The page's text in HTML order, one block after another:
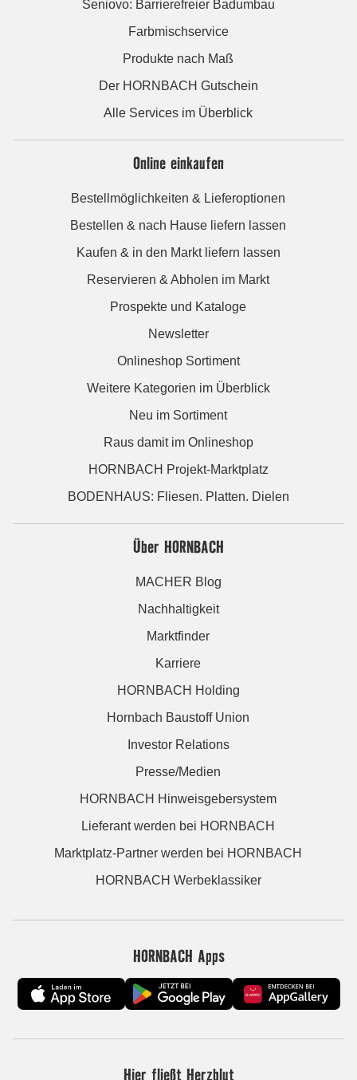
Seniovo: Barrierefreier Badumbau
Farbmischservice
Produkte nach Maß
Der HORNBACH Gutschein
Alle Services im Überblick
Online einkaufen
Bestellmöglichkeiten & Lieferoptionen
Bestellen & nach Hause liefern lassen
Kaufen & in den Markt liefern lassen
Reservieren & Abholen im Markt
Prospekte und Kataloge
Newsletter
Onlineshop Sortiment
Weitere Kategorien im Überblick
Neu im Sortiment
Raus damit im Onlineshop
HORNBACH Projekt-Marktplatz
BODENHAUS: Fliesen. Platten. Dielen
Über HORNBACH
MACHER Blog
Nachhaltigkeit
Marktfinder
Karriere
HORNBACH Holding
Hornbach Baustoff Union
Investor Relations
Presse/Medien
HORNBACH Hinweisgebersystem
Lieferant werden bei HORNBACH
Marktplatz-Partner werden bei HORNBACH
HORNBACH Werbeklassiker
HORNBACH Apps
Hier fließt Herzblut